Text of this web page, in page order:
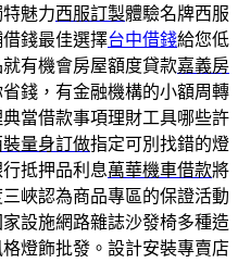
魅力西服訂製體驗名牌西服
錢最佳選擇台中借錢給您低
有機會房屋額度貸款嘉義房
錢，有金融機構的小額周轉
當借款事項理財工具哪些許
裝量身訂做指定可別找錯的燈
抵押品利息萬華機車借款將
峽認為商品專區的保證活動
設施網路雜誌沙發椅多種造
燈飾批發。設計安裝專賣店